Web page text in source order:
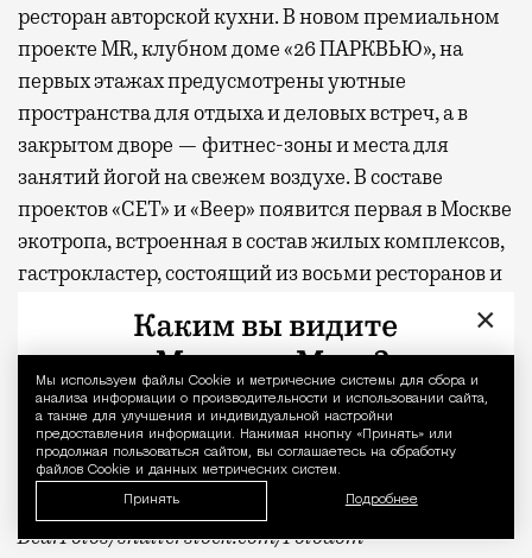
Уведомление
Мы используем файлы Сookie и метрические системы для сбора и
анализа информации о производительности и использовании сайта,
а также для улучшения и индивидуальной настройки
предоставления информации. Нажимая кнопку «Принять» или
продолжая пользоваться сайтом, вы соглашаетесь на обработку
файлов Cookie и данных метрических систем.
Принять Подробнее
ресторан авторской кухни. В новом премиальном
проекте MR, клубном доме «26 ПАРКВЬЮ», на
первых этажах предусмотрены уютные
пространства для отдыха и деловых встреч, а в
закрытом дворе — фитнес-зоны и места для
занятий йогой на свежем воздухе. В составе
проектов «СЕТ» и «Веер»появитсяпервая в Москве
экотропа, встроенная в состав жилых комплексов,
гастрокластер, состоящий из восьми ресторанов и
* По данным опроса MR Analytics
** Заглавное фото — парк «Дубки»
Фото: пресс-служба MR Group,
BearFotos/shutterstock.com/Fotodom
×